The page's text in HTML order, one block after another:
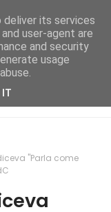
"Parla come
its services
user-agent are
and security
usage
IT